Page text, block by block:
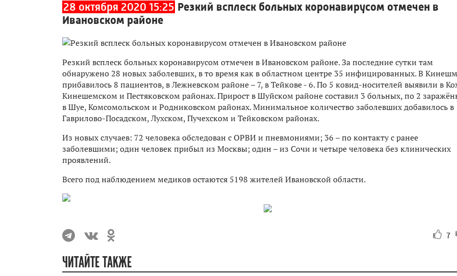
28 октября 2020 15:25 Резкий всплеск больных коронавирусом отмечен в
Ивановском районе
Резкий всплеск больных коронавирусом отмечен в Ивановском районе. За последние сутки там
обнаружено 28 новых заболевших, в то время как в областном центре 35 инфицированных. В
прибавилось 8 пациентов, в Лежневском районе – 7, в Тейкове - 6. По 5 ковид-носителей выявили в
Кинешемском и Пестяковском районах. Прирост в Шуйском районе составил 3 больных, по 2
в Шуе, Комсомольском и Родниковском районах. Минимальное количество заболевших добавилось в
Гаврилово-Посадском, Лухском, Пучехском и Тейковском районах.
Из новых случаев: 72 человека обследован с ОРВИ и пневмониями; 36 – по контакту с ранее
заболевшими; один человек прибыл из Москвы; один – из Сочи и четыре человека без клинических
проявлений.
Всего под наблюдением медиков остаются 5198 жителей Ивановской области.
7
ЧИТАЙТЕ ТАКЖЕ